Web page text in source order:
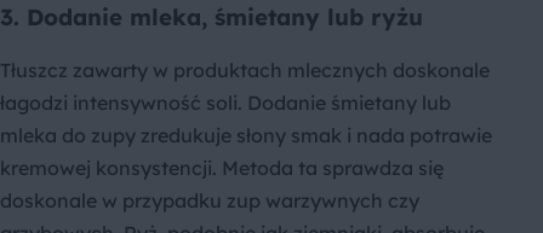
3. Dodanie mleka, śmietany lub ryżu
Tłuszcz zawarty w produktach mlecznych doskonale
łagodzi intensywność soli. Dodanie śmietany lub
mleka do zupy zredukuje słony smak i nada potrawie
kremowej konsystencji. Metoda ta sprawdza się
doskonale w przypadku zup warzywnych czy